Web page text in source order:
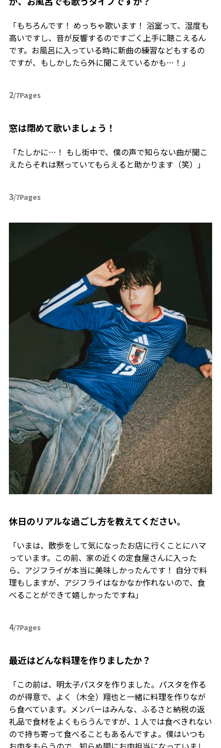
「もちろんです！ めっちゃ歌います！ 浴室って、湿度も
高いですし、音が反響するのですごく上手に聴こえるん
です。お風呂に入っている時に新曲の練習などもするの
ですが、もしかしたら外に聞こえているかも…！」
2/7Pages
――窓は閉めて歌いましょう！
「たしかに…！ もし街中で、僕の声で知らない曲が聞こ
えたらそれは黙っていてもらえると助かります（笑）」
3/7Pages
――休日のリアルな過ごし方を教えてください。
「いまは、散歩をして気になったお店に行くことにハマ
っています。この前、家の近くの定食屋さんに入った
ら、アジフライが本当に美味しかったんです！ 自分で料
理もしますが、アジフライはなかなか作れないので、食
べることができて嬉しかったですね」
4/7Pages
――最近はどんな料理を作りましたか？
「この前は、明太子パスタを作りました。パスタを作る
のが得意で、よく（木全）翔也と一緒に料理を作りなが
ら食べています。メンバーはみんな、ふるさと納税の返
礼品で食材をよくもらうんですが、1 人では食べきれない
ので持ち寄って食べることもあるんですよ。僕はいつも